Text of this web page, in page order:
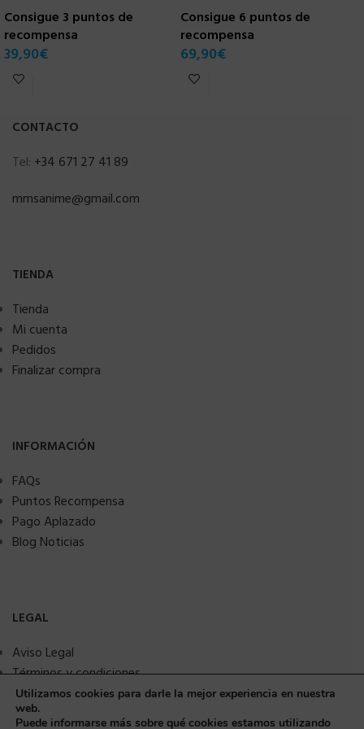
Consigue 3 puntos de
recompensa
39,90€
Consigue 6 puntos de
recompensa
69,90€
CONTACTO
Tel: +34 671 27 41 89
mmsanime@gmail.com
TIENDA
Tienda
Mi cuenta
Pedidos
Finalizar compra
INFORMACIÓN
FAQs
Puntos Recompensa
Pago Aplazado
Blog Noticias
LEGAL
Aviso Legal
Términos y condiciones
Política de privacidad
Política de Cookies
Utilizamos cookies para darle la mejor experiencia en nuestra
web.
Puede informarse más sobre qué cookies estamos utilizando